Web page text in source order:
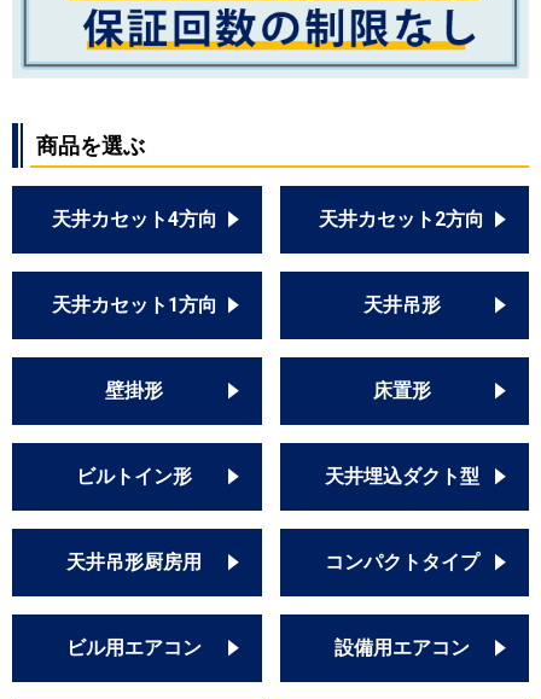
商品を選ぶ
天井カセット4方向 天井カセット2方向
天井カセット1方向 天井吊形
壁掛形 床置形
ビルトイン形 天井埋込ダクト型
天井吊形厨房用 コンパクトタイプ
ビル用エアコン 設備用エアコン